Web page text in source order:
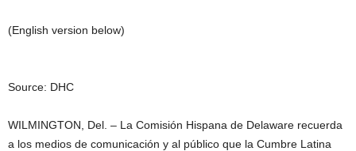
(English version below)
Source: DHC
WILMINGTON, Del. – La Comisión Hispana de Delaware recuerda
a los medios de comunicación y al público que la Cumbre Latina